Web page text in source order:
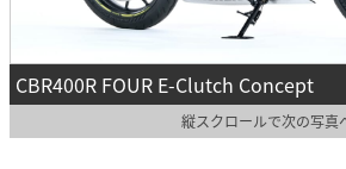
CBR400R FOUR E-Clutch Concept
縦スクロールで次の写真